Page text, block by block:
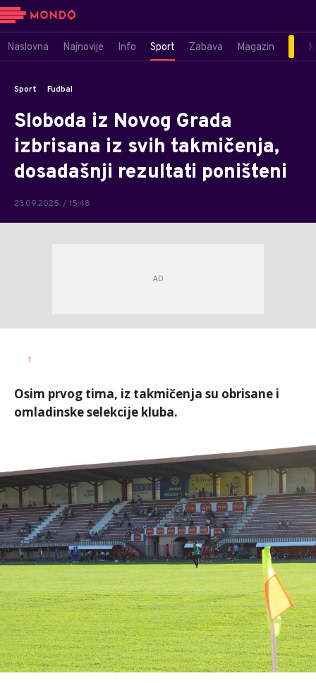
Naslovna Najnovije Info Sport Zabava Magazin
Sport Fudbal
Sloboda iz Novog Grada
izbrisana iz svih takmičenja,
dosadašnji rezultati poništeni
23.09.2025. / 15:48
AUTOR
1
Osim prvog tima, iz takmičenja su obrisane i
omladinske selekcije kluba.